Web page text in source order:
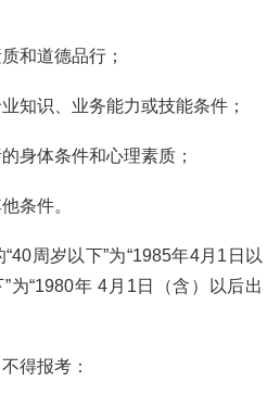
和道德品行；
知识、业务能力或技能条件；
身体条件和心理素质；
条件。
周岁以下”为“1985年4月1日以
为“1980年 4月1日（含）以后出
得报考：